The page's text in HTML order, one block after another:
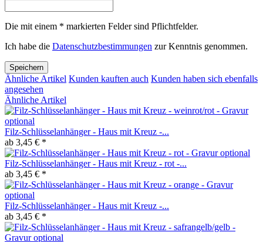
Die mit einem * markierten Felder sind Pflichtfelder.
Ich habe die Datenschutzbestimmungen zur Kenntnis genommen.
Speichern
Ähnliche Artikel Kunden kauften auch Kunden haben sich ebenfalls
angesehen
Ähnliche Artikel
Filz-Schlüsselanhänger - Haus mit Kreuz -...
ab 3,45 € *
Filz-Schlüsselanhänger - Haus mit Kreuz - rot -...
ab 3,45 € *
Filz-Schlüsselanhänger - Haus mit Kreuz -...
ab 3,45 € *